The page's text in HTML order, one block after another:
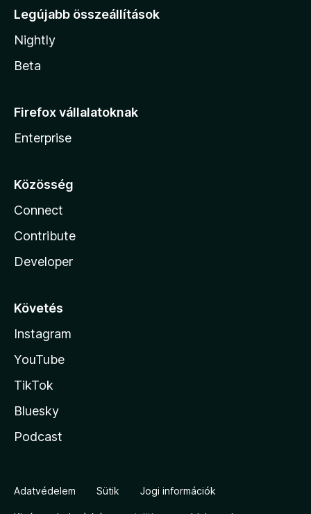
Legújabb összeállítások
Nightly
Beta
Firefox vállalatoknak
Enterprise
Közösség
Connect
Contribute
Developer
Követés
Instagram
YouTube
TikTok
Bluesky
Podcast
Adatvédelem Sütik Jogi információk